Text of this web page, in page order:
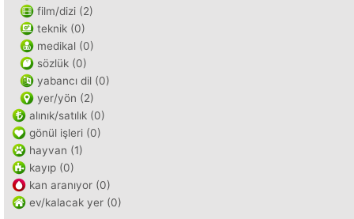
film/dizi (2)
teknik (0)
medikal (0)
sözlük (0)
yabancı dil (0)
yer/yön (2)
alınık/satılık (0)
gönül işleri (0)
hayvan (1)
kayıp (0)
kan aranıyor (0)
ev/kalacak yer (0)